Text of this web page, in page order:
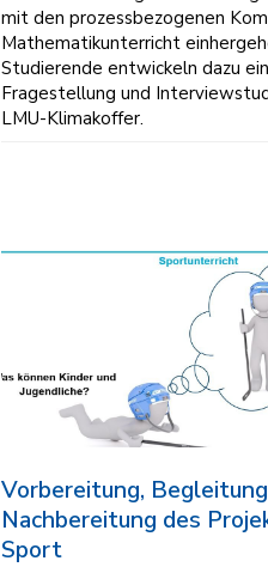
mit den prozessbezogenen
Mathematikunterricht
Studierende entwickeln dazu
Fragestellung und
LMU-Klimakoffer.
Vorbereitung,
Nachbereitung des
Sport